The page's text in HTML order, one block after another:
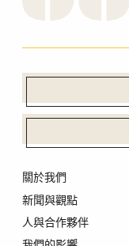
關於我們
新聞與觀點
人與合作夥伴